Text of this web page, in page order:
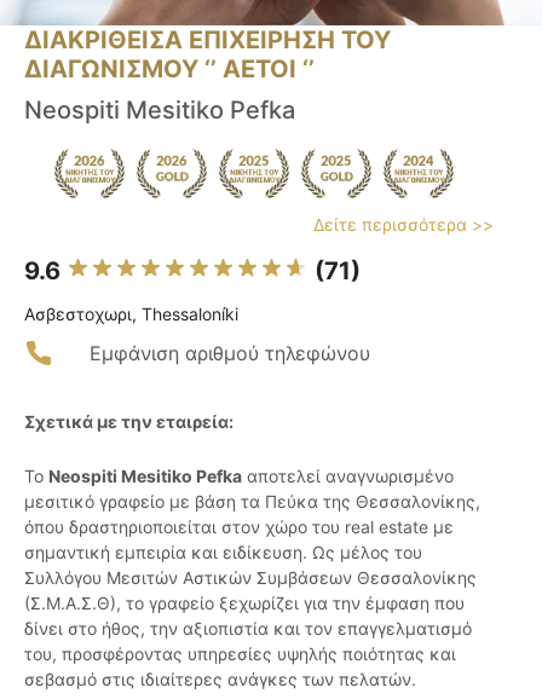
ΔΙΑΚΡΙΘΕΙΣΑ ΕΠΙΧΕΙΡΗΣΗ ΤΟΥ
ΔΙΑΓΩΝΙΣΜΟΥ ‘’ ΑΕΤΟΙ ‘’
Neospiti Mesitiko Pefka
Δείτε περισσότερα >>
9.6 (71)
Ασβεστοχωρι, Thessaloníki
Εμφάνιση αριθμού τηλεφώνου
Σχετικά με την εταιρεία:
Το Neospiti Mesitiko Pefka αποτελεί αναγνωρισμένο
μεσιτικό γραφείο με βάση τα Πεύκα της Θεσσαλονίκης,
όπου δραστηριοποιείται στον χώρο του real estate με
σημαντική εμπειρία και ειδίκευση. Ως μέλος του
Συλλόγου Μεσιτών Αστικών Συμβάσεων Θεσσαλονίκης
(Σ.Μ.Α.Σ.Θ), το γραφείο ξεχωρίζει για την έμφαση που
δίνει στο ήθος, την αξιοπιστία και τον επαγγελματισμό
του, προσφέροντας υπηρεσίες υψηλής ποιότητας και
σεβασμό στις ιδιαίτερες ανάγκες των πελατών.